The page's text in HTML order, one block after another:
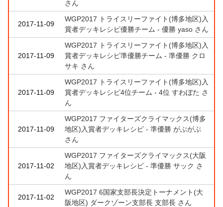
さん
2017-11-09
WGP2017 トライスリーファイト(博多地区)入
賞者デッキレシピ優勝チーム - 優勝 yaso さん
2017-11-09
WGP2017 トライスリーファイト(博多地区)入
賞者デッキレシピ準優勝チーム - 準優勝 クロ
サキ さん
2017-11-09
WGP2017 トライスリーファイト(博多地区)入
賞者デッキレシピ4位チーム - 4位 すわぼた さ
ん
2017-11-09
WGP2017 ファイターズクライマックス(博多
地区)入賞者デッキレシピ - 準優勝 がぶがぶ
さん
2017-11-02
WGP2017 ファイターズクライマックス(大阪
地区)入賞者デッキレシピ - 準優勝 サック さ
ん
2017-11-02
WGP2017 6国家支部長決定トーナメント(大
阪地区) ダークゾーン支部長 支部長 さん